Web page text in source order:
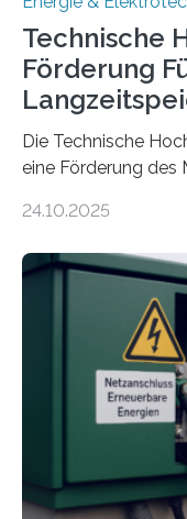
Technische
Förderung
Die Technische
eine Förderung des
Forschungsprojekt
Quartieren“
Entwicklung,
Konzepten zur
sektorübergreifend
Projekt startete
von drei Jahren
Millionen Euro,
Ministerium für
24.10.2025